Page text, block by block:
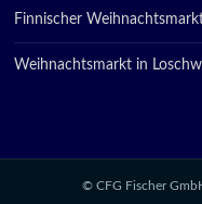
Finnischer
Weihnachtsmarkt in
© CFG Fischer